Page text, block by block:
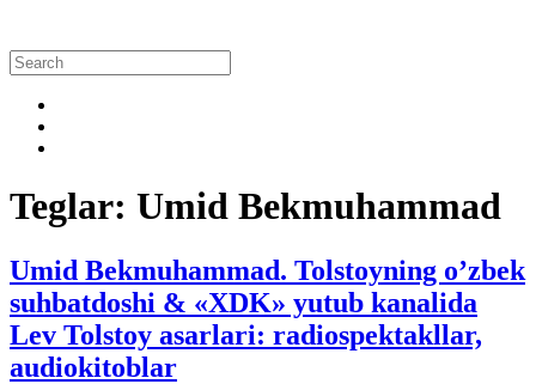
Teglar: Umid Bekmuhammad
Umid Bekmuhammad. Tolstoyning o’zbek
suhbatdoshi & «XDK» yutub kanalida
Lev Tolstoy asarlari: radiospektakllar,
audiokitoblar